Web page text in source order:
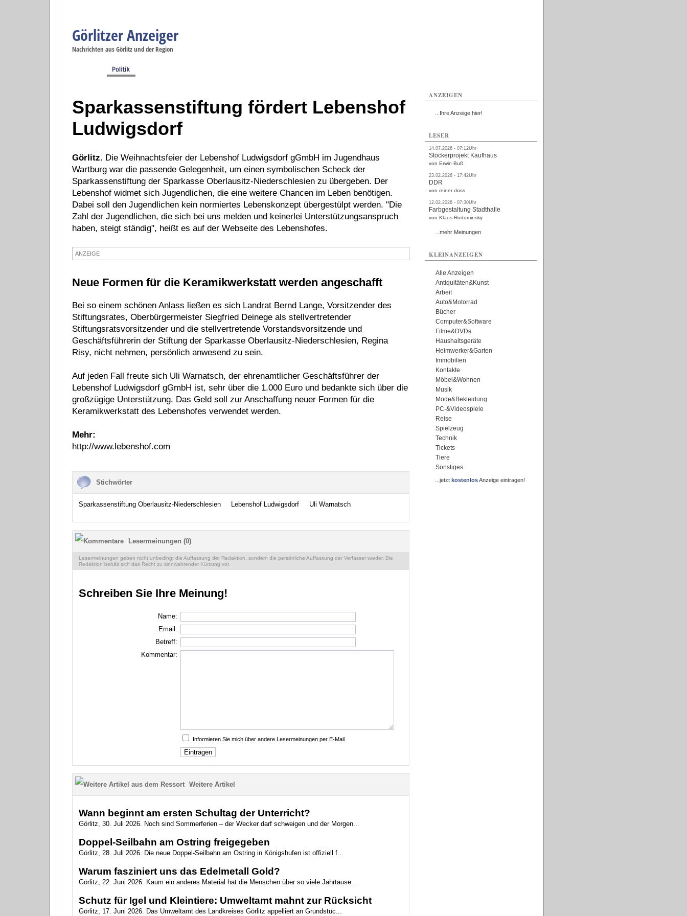
Görlitzer Anzeiger
Nachrichten aus Görlitz und der Region
Sparkassenstiftung fördert Lebenshof
Ludwigsdorf
Görlitz. Die Weihnachtsfeier der Lebenshof Ludwigsdorf gGmbH im Jugendhaus
Wartburg war die passende Gelegenheit, um einen symbolischen Scheck der
Sparkassenstiftung der Sparkasse Oberlausitz-Niederschlesien zu übergeben. Der
Lebenshof widmet sich Jugendlichen, die eine weitere Chancen im Leben benötigen.
Dabei soll den Jugendlichen kein normiertes Lebenskonzept übergestülpt werden. "Die
Zahl der Jugendlichen, die sich bei uns melden und keinerlei Unterstützungsanspruch
haben, steigt ständig", heißt es auf der Webseite des Lebenshofes.
ANZEIGE
Neue Formen für die Keramikwerkstatt werden angeschafft
Bei so einem schönen Anlass ließen es sich Landrat Bernd Lange, Vorsitzender des
Stiftungsrates, Oberbürgermeister Siegfried Deinege als stellvertretender
Stiftungsratsvorsitzender und die stellvertretende Vorstandsvorsitzende und
Geschäftsführerin der Stiftung der Sparkasse Oberlausitz-Niederschlesien, Regina
Risy, nicht nehmen, persönlich anwesend zu sein.
Auf jeden Fall freute sich Uli Warnatsch, der ehrenamtlicher Geschäftsführer der
Lebenshof Ludwigsdorf gGmbH ist, sehr über die 1.000 Euro und bedankte sich über die
großzügige Unterstützung. Das Geld soll zur Anschaffung neuer Formen für die
Keramikwerkstatt des Lebenshofes verwendet werden.
Mehr:
http://www.lebenshof.com
Stichwörter
Sparkassenstiftung Oberlausitz-Niederschlesien Lebenshof Ludwigsdorf Uli Warnatsch
Lesermeinungen (0)
Lesermeinungen geben nicht unbedingt die Auffassung der Redaktion, sondern die persönliche Auffassung der Verfasser wieder. Die
Redaktion behält sich das Recht zu sinnwahrender Kürzung vor.
Schreiben Sie Ihre Meinung!
Name:
Email:
Betreff:
Kommentar:
Informieren Sie mich über andere Lesermeinungen per E-Mail
Weitere Artikel
Wann beginnt am ersten Schultag der Unterricht?
Görlitz, 30. Juli 2026. Noch sind Sommerferien – der Wecker darf schweigen und der Morgen...
Doppel-Seilbahn am Ostring freigegeben
Görlitz, 28. Juli 2026. Die neue Doppel-Seilbahn am Ostring in Königshufen ist offiziell f...
Warum fasziniert uns das Edelmetall Gold?
Görlitz, 22. Juni 2026. Kaum ein anderes Material hat die Menschen über so viele Jahrtause...
Schutz für Igel und Kleintiere: Umweltamt mahnt zur Rücksicht
Görlitz, 17. Juni 2026. Das Umweltamt des Landkreises Görlitz appelliert an Grundstüc...
ANZEIGEN
...Ihre Anzeige hier!
LESER
14.07.2026 - 07:12Uhr
Stöckerprojekt Kaufhaus
von Erwin Buß
23.02.2026 - 17:42Uhr
DDR
von reiner doss
12.02.2026 - 07:30Uhr
Farbgestaltung Stadthalle
von Klaus Rodominsky
...mehr Meinungen
KLEINANZEIGEN
Alle Anzeigen
Antiquitäten&Kunst
Arbeit
Auto&Motorrad
Bücher
Computer&Software
Filme&DVDs
Haushaltsgeräte
Heimwerker&Garten
Immobilien
Kontakte
Möbel&Wohnen
Musik
Mode&Bekleidung
PC-&Videospiele
Reise
Spielzeug
Technik
Tickets
Tiere
Sonstiges
...jetzt kostenlosAnzeige eintragen!